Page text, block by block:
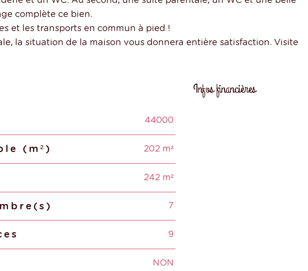
complète ce bien.
et les transports en commun à pied !
la situation de la maison vous donnera entière satisfaction. Visite
44000
(m²) 202 m²
242 m²
7
9
NON
Infos financières